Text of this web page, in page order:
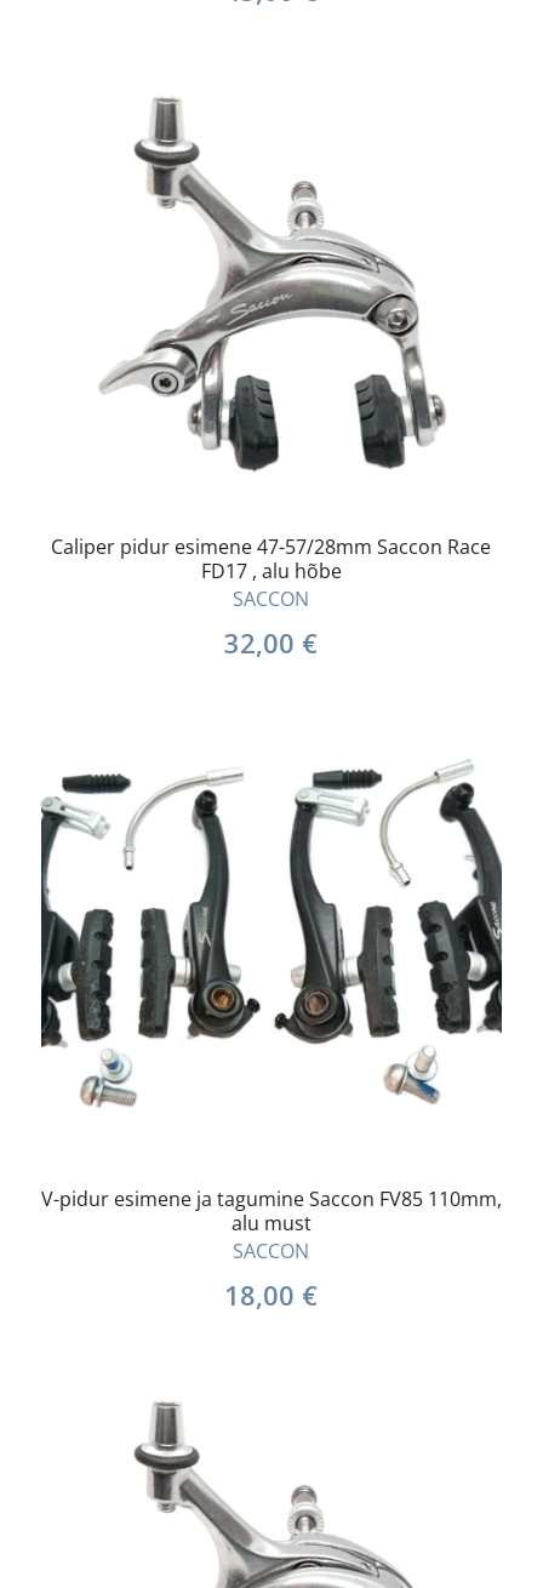
Caliper pidur esimene 47-57/28mm Saccon Race
FD17 , alu hõbe
SACCON
32,00 €
V-pidur esimene ja tagumine Saccon FV85 110mm,
alu must
SACCON
18,00 €